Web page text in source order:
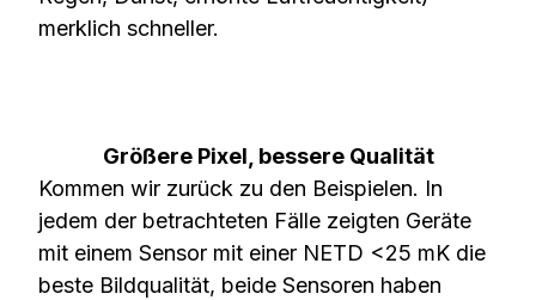
merklich schneller.
Größere Pixel, bessere Qualität
Kommen wir zurück zu den Beispielen. In
jedem der betrachteten Fälle zeigten Geräte
mit einem Sensor mit einer NETD <25 mK die
beste Bildqualität, beide Sensoren haben